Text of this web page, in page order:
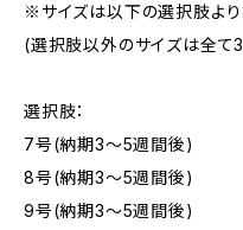
※サイズは以下の選択肢より
(選択肢以外のサイズは全て
選択肢：
7号(納期3～5週間後)
8号(納期3～5週間後)
9号(納期3～5週間後)